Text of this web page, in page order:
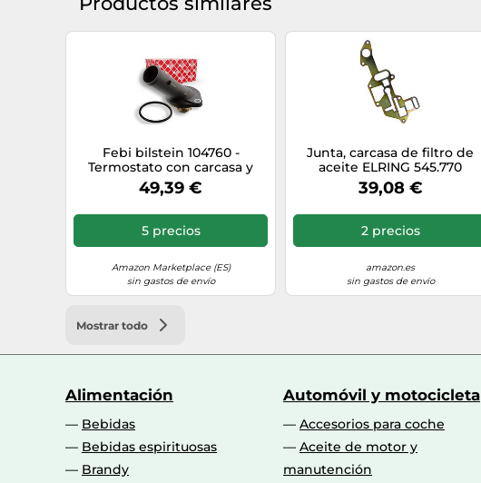
Febi bilstein 104760 -
Termostato con carcasa y
junta
49,39 €
5 precios
Amazon Marketplace (ES)
sin gastos de envío
Junta, carcasa de filtro de
aceite ELRING 545.770
39,08 €
2 precios
amazon.es
sin gastos de envío
Mostrar todo
Alimentación
Bebidas
Bebidas espirituosas
Brandy
Automóvil y motocicleta
Accesorios para coche
Aceite de motor y
manutención